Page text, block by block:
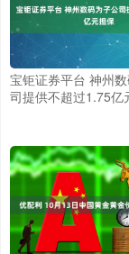
宝钜证券平台 神州
司提供不超过1.75亿